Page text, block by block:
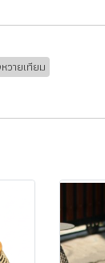
วายเทียม